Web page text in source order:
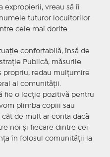
expropierii, vreau să îi
tuturor locuitorilor
cele mai dorite
confortabilă, însă de
Publică, măsurile
propriu, redau mulțumire
al comunității.
fie o lecție pozitivă pentru
plimba copiii sau
de mult ar conta dacă
noi și fiecare dintre cei
în folosul comunității la